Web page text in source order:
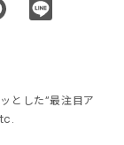
とした“最注目ア